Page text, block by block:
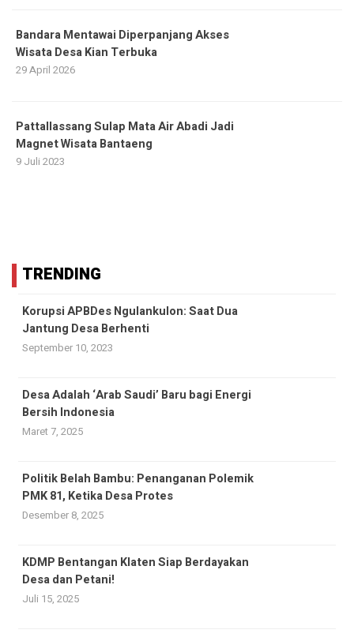
Bandara Mentawai Diperpanjang Akses
Wisata Desa Kian Terbuka
29 April 2026
Pattallassang Sulap Mata Air Abadi Jadi
Magnet Wisata Bantaeng
9 Juli 2023
TRENDING
Korupsi APBDes Ngulankulon: Saat Dua
Jantung Desa Berhenti
September 10, 2023
Desa Adalah ‘Arab Saudi’ Baru bagi Energi
Bersih Indonesia
Maret 7, 2025
Politik Belah Bambu: Penanganan Polemik
PMK 81, Ketika Desa Protes
Desember 8, 2025
KDMP Bentangan Klaten Siap Berdayakan
Desa dan Petani!
Juli 15, 2025